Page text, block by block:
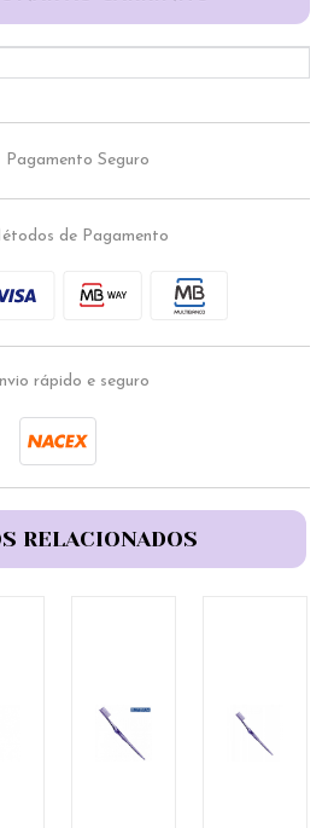
Pagamento Seguro
de Pagamento
rápido e seguro
RELACIONADOS